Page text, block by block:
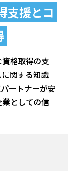
支援とコ
格取得の支
関する知識
ートナーが安
としての信